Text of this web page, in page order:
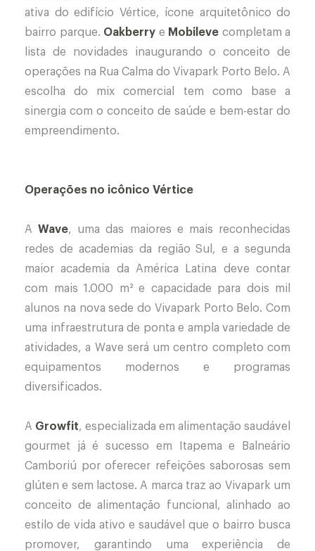
ativa do edifício Vértice, ícone arquitetônico do
bairro parque. Oakberry e Mobileve completam a
lista de novidades inaugurando o conceito de
operações na Rua Calma do Vivapark Porto Belo. A
escolha do mix comercial tem como base a
sinergia com o conceito de saúde e bem-estar do
empreendimento.
Operações no icônico Vértice
AWave, uma das maiores e mais reconhecidas
redes de academias da região Sul, e a segunda
maior academia da América Latina deve contar
com mais 1.000 m² e capacidade para dois mil
alunos na nova sede do Vivapark Porto Belo. Com
uma infraestrutura de ponta e ampla variedade de
atividades, a Wave será um centro completo com
equipamentos modernos e programas
diversificados.
A Growfit, especializada em alimentação saudável
gourmet já é sucesso em Itapema e Balneário
Camboriú por oferecer refeições saborosas sem
glúten e sem lactose. A marca traz ao Vivapark um
conceito de alimentação funcional, alinhado ao
estilo de vida ativo e saudável que o bairro busca
promover, garantindo uma experiência de